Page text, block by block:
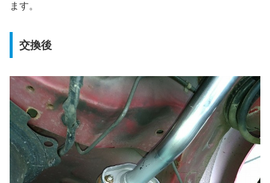
ます。
交換後